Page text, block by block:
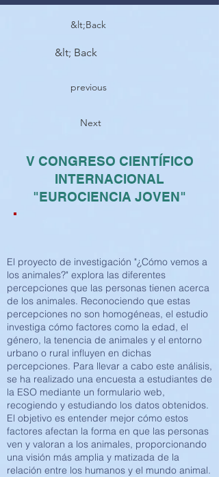
&lt;Back
&lt; Back
previous
Next
V CONGRESO CIENTÍFICO
INTERNACIONAL
"EUROCIENCIA JOVEN"
El proyecto de investigación "¿Cómo vemos a
los animales?" explora las diferentes
percepciones que las personas tienen acerca
de los animales. Reconociendo que estas
percepciones no son homogéneas, el estudio
investiga cómo factores como la edad, el
género, la tenencia de animales y el entorno
urbano o rural influyen en dichas
percepciones. Para llevar a cabo este análisis,
se ha realizado una encuesta a estudiantes de
la ESO mediante un formulario web,
recogiendo y estudiando los datos obtenidos.
El objetivo es entender mejor cómo estos
factores afectan la forma en que las personas
ven y valoran a los animales, proporcionando
una visión más amplia y matizada de la
relación entre los humanos y el mundo animal.